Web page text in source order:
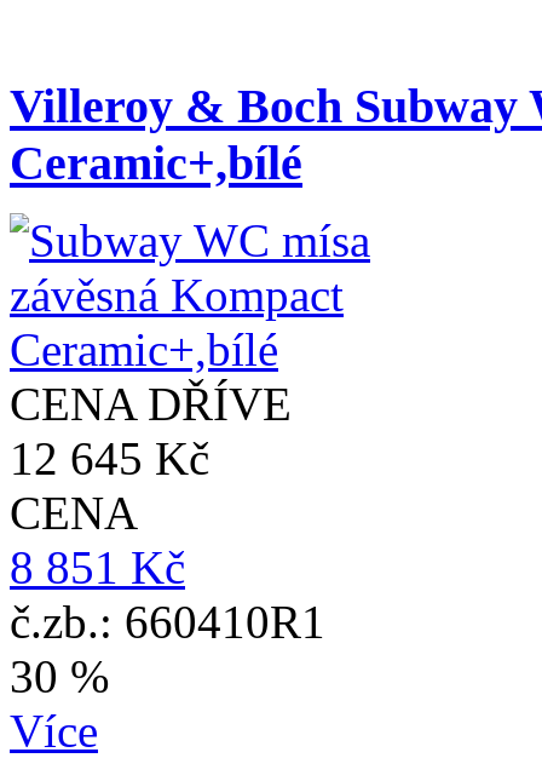
Villeroy & Boch Subway
Ceramic+,bílé
CENA DŘÍVE
12 645 Kč
CENA
8 851 Kč
č.zb.: 660410R1
30 %
Více